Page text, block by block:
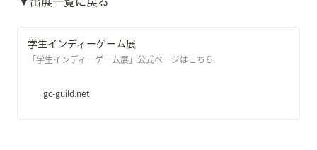
学生インディーゲーム展
「学生インディーゲーム展」公式ページはこちら
gc-guild.net